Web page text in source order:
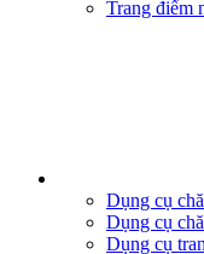
Trang điểm
Dụng cụ
Dụng cụ
Dụng cụ